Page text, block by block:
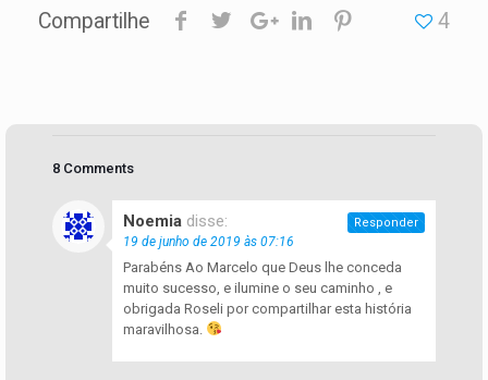
Compartilhe 4
8 Comments
Noemia disse:
19 de junho de 2019 às 07:16
Parabéns Ao Marcelo que Deus lhe conceda
muito sucesso, e ilumine o seu caminho , e
obrigada Roseli por compartilhar esta história
maravilhosa.
Responder